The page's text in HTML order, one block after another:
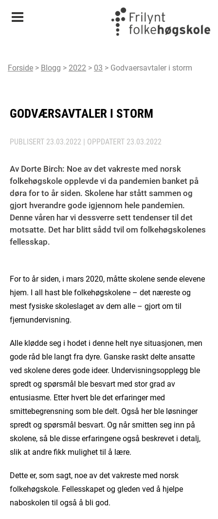
Meny
Forside > Blogg > 2022 > 03 > Godvaersavtaler i storm
GODVÆRSAVTALER I STORM
PUBLISERT 23.03.2022 | OPPDATERT 23.03.2022
Av Dorte Birch: Noe av det vakreste med norsk
folkehøgskole opplevde vi da pandemien banket på
døra for to år siden. Skolene har stått sammen og
gjort hverandre gode igjennom hele pandemien.
Denne våren har vi dessverre sett tendenser til det
motsatte. Det har blitt sådd tvil om folkehøgskolenes
fellesskap.
For to år siden, i mars 2020, måtte skolene sende elevene
hjem. I all hast ble folkehøgskolene – det næreste og
mest fysiske skoleslaget av dem alle – gjort om til
fjernundervisning.
Alle klødde seg i hodet i denne helt nye situasjonen, men
gode råd ble langt fra dyre. Ganske raskt delte ansatte
ved skolene deres gode ideer. Undervisningsopplegg ble
spredt og spørsmål ble besvart med stor grad av
entusiasme. Etter hvert ble det erfaringer med
smittebegrensning som ble delt. Også her ble løsninger
spredt og spørsmål besvart. Og når smitten seg inn på
skolene, så ble disse erfaringene også beskrevet i detalj,
slik at andre fikk mulighet til å lære.
Dette er, som sagt, noe av det vakreste med norsk
folkehøgskole. Fellesskapet og gleden ved å hjelpe
naboskolen til også å bli god.